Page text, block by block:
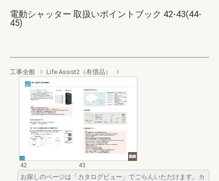
電動シャッター 取扱いポイントブック 42-43(44-
45)
工事全般 Life Assist2（有償品）
42
43
お探しのページは「カタログビュー」でごらんいただけます。カ